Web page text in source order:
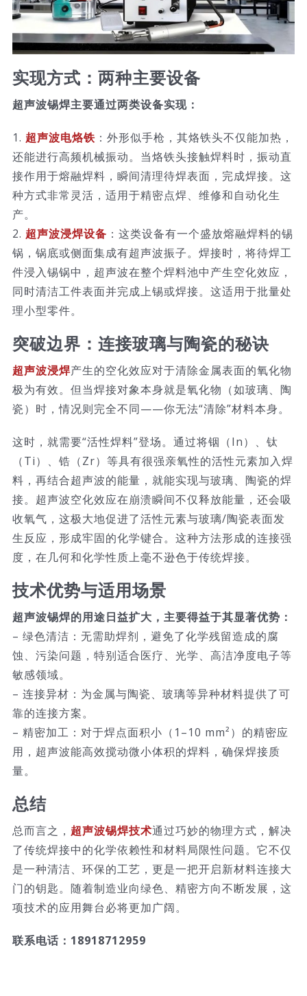
实现方式：两种主要设备
超声波锡焊主要通过两类设备实现：
1. 超声波电烙铁：外形似手枪，其烙铁头不仅能加热，
还能进行高频机械振动。当烙铁头接触焊料时，振动直
接作用于熔融焊料，瞬间清理待焊表面，完成焊接。这
种方式非常灵活，适用于精密点焊、维修和自动化生
产。
2. 超声波浸焊设备 ：这类设备有一个盛放熔融焊料的锡
锅，锅底或侧面集成有超声波振子。焊接时，将待焊工
件浸入锡锅中，超声波在整个焊料池中产生空化效应，
同时清洁工件表面并完成上锡或焊接。这适用于批量处
理小型零件。
突破边界：连接玻璃与陶瓷的秘诀
超声波浸焊产生的空化效应对于清除金属表面的氧化物
极为有效。但当焊接对象本身就是氧化物（如玻璃、陶
瓷）时，情况则完全不同——你无法“清除”材料本身。
这时，就需要“活性焊料”登场。通过将铟（In）、钛
（Ti）、锆（Zr）等具有很强亲氧性的活性元素加入焊
料，再结合超声波的能量，就能实现与玻璃、陶瓷的焊
接。超声波空化效应在崩溃瞬间不仅释放能量，还会吸
收氧气，这极大地促进了活性元素与玻璃/陶瓷表面发
生反应，形成牢固的化学键合。这种方法形成的连接强
度，在几何和化学性质上毫不逊色于传统焊接。
技术优势与适用场景
超声波锡焊的用途日益扩大，主要得益于其显著优势：
– 绿色清洁：无需助焊剂，避免了化学残留造成的腐
蚀、污染问题，特别适合医疗、光学、高洁净度电子等
敏感领域。
– 连接异材：为金属与陶瓷、玻璃等异种材料提供了可
靠的连接方案。
– 精密加工：对于焊点面积小（1–10 mm²）的精密应
用，超声波能高效搅动微小体积的焊料，确保焊接质
量。
总结
总而言之， 超声波锡焊技术通过巧妙的物理方式，解决
了传统焊接中的化学依赖性和材料局限性问题。它不仅
是一种清洁、环保的工艺，更是一把开启新材料连接大
门的钥匙。随着制造业向绿色、精密方向不断发展，这
项技术的应用舞台必将更加广阔。
联系电话：18918712959